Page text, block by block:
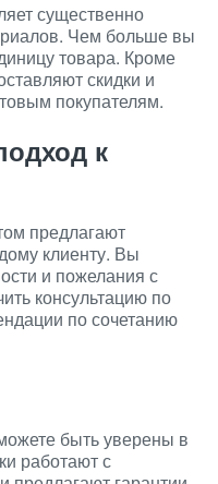
существенно
Чем больше вы
товара. Кроме
скидки и
покупателям.
к
предлагают
клиенту. Вы
и пожелания с
консультацию по
по сочетанию
быть уверены в
работают с